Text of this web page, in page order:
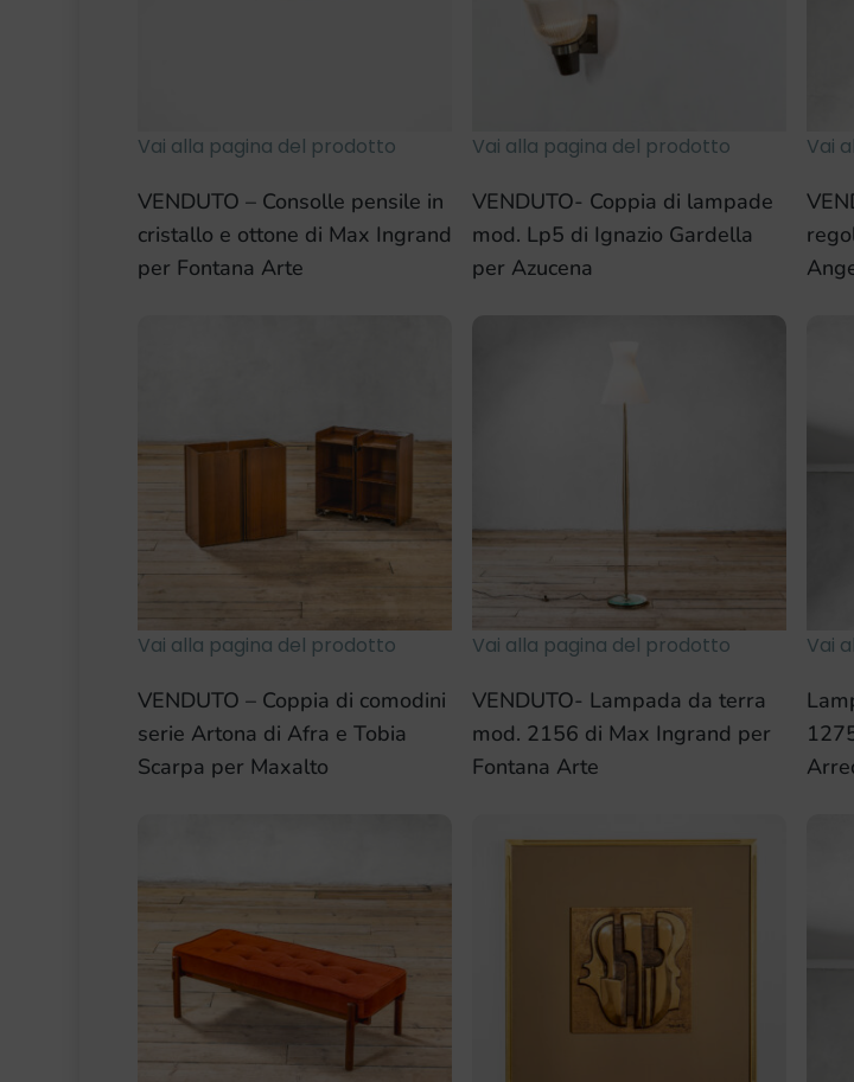
Vai alla pagina del prodotto
VENDUTO – Consolle pensile in
cristallo e ottone di Max Ingrand
per Fontana Arte
Vai alla pagina del prodotto
VENDUTO- Coppia di lampade
mod. Lp5 di Ignazio Gardella
per Azucena
Vai
Vai alla pagina del prodotto
VENDUTO – Coppia di comodini
serie Artona di Afra e Tobia
Scarpa per Maxalto
Vai alla pagina del prodotto
VENDUTO- Lampada da terra
mod. 2156 di Max Ingrand per
Fontana Arte
Vai